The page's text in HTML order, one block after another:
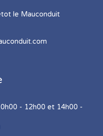
le Mauconduit
- 12h00 et 14h00 -